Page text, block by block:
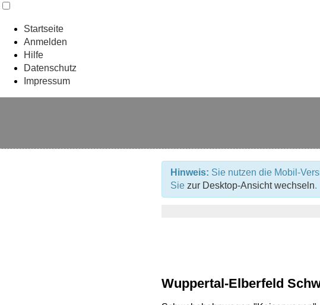
Startseite
Anmelden
Hilfe
Datenschutz
Impressum
Hinweis: Sie nutzen die Mobil-
Sie zur Desktop-Ansicht wechseln.
Wuppertal-Elberfeld